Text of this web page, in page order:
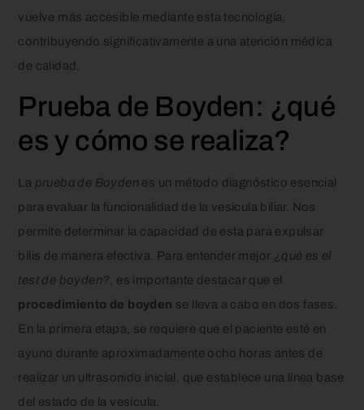
vuelve más accesible mediante esta tecnología,
contribuyendo significativamente a una atención médica
de calidad.
Prueba de Boyden: ¿qué
es y cómo se realiza?
La prueba de Boyden es un método diagnóstico esencial
para evaluar la funcionalidad de la vesícula biliar. Nos
permite determinar la capacidad de esta para expulsar
bilis de manera efectiva. Para entender mejor ¿qué es el
test de boyden?, es importante destacar que el
procedimiento de boyden se lleva a cabo en dos fases.
En la primera etapa, se requiere que el paciente esté en
ayuno durante aproximadamente ocho horas antes de
realizar un ultrasonido inicial, que establece una línea base
del estado de la vesícula.